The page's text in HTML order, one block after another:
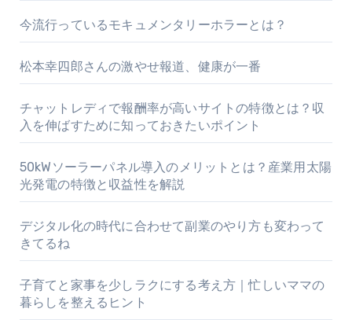
ー
ジ
送
り
今流行っているモキュメンタリーホラーとは？
松本幸四郎さんの激やせ報道、健康が一番
チャットレディで報酬率が高いサイトの特徴とは？収
入を伸ばすために知っておきたいポイント
50kWソーラーパネル導入のメリットとは？産業用太陽
光発電の特徴と収益性を解説
デジタル化の時代に合わせて副業のやり方も変わって
きてるね
子育てと家事を少しラクにする考え方｜忙しいママの
暮らしを整えるヒント